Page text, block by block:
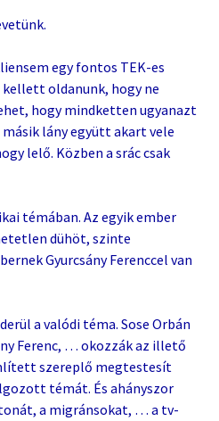
egy fontos TEK-es
oldanunk, hogy ne
hogy mindketten ugyanazt
lány együtt akart vele
lelő. Közben a srác csak
témában. Az egyik ember
dühöt, szinte
Gyurcsány Ferenccel van
a valódi téma. Sose Orbán
Ferenc, … okozzák az illető
szereplő megtestesít
témát. És ahányszor
a migránsokat, … a tv-